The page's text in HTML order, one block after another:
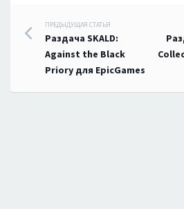
Навигация
по
записям
ПРЕДЫДУЩАЯ СТАТЬЯ
Раздача SKALD:
Against the Black
Priory для EpicGames